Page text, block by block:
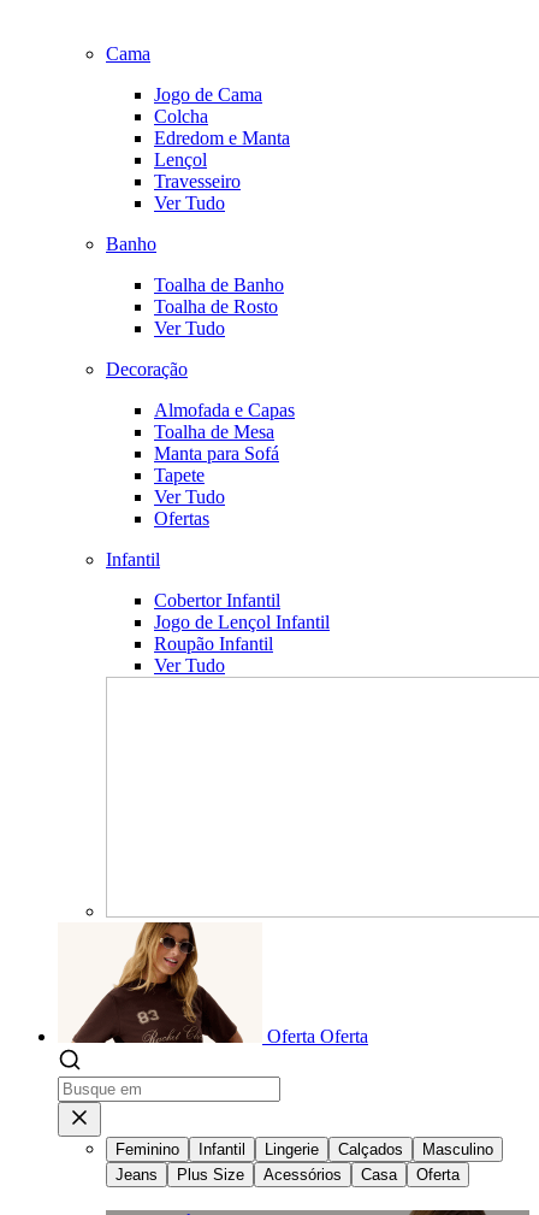
Cama
Jogo de Cama
Colcha
Edredom e Manta
Lençol
Travesseiro
Ver Tudo
Banho
Toalha de Banho
Toalha de Rosto
Ver Tudo
Decoração
Almofada e Capas
Toalha de Mesa
Manta para Sofá
Tapete
Ver Tudo
Ofertas
Infantil
Cobertor Infantil
Jogo de Lençol Infantil
Roupão Infantil
Ver Tudo
Oferta Oferta
Feminino Infantil Lingerie Calçados
Masculino
Jeans
Plus Size Acessórios Casa Oferta